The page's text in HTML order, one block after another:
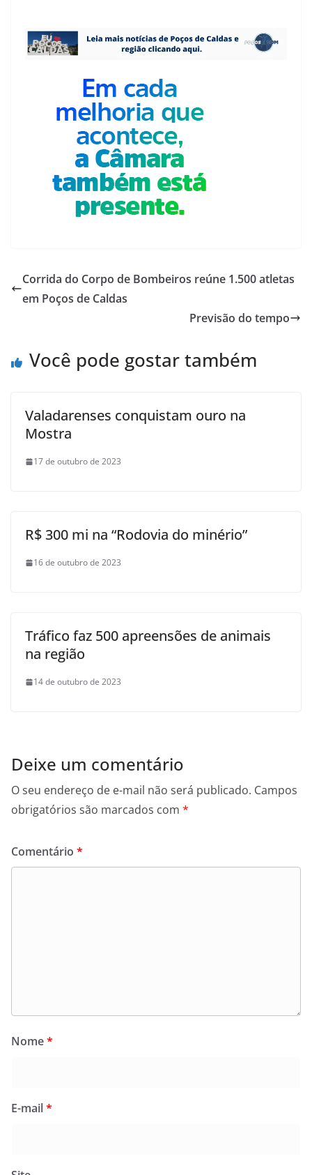
Corrida do Corpo de Bombeiros reúne 1.500 atletas
em Poços de Caldas
Previsão do tempo
Você pode gostar também
Valadarenses conquistam ouro na
Mostra
17 de outubro de 2023
R$ 300 mi na “Rodovia do minério”
16 de outubro de 2023
Tráfico faz 500 apreensões de animais
na região
14 de outubro de 2023
Deixe um comentário
O seu endereço de e-mail não será publicado. Campos
obrigatórios são marcados com *
Comentário *
Nome*
E-mail*